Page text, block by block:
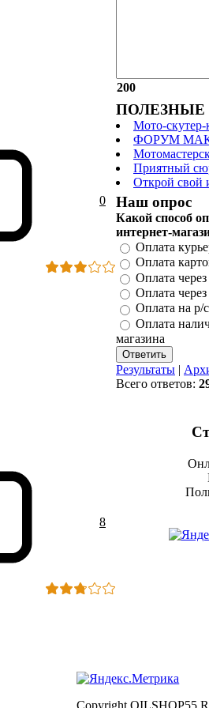
0
8
200
Мото-скутер-
ФОРУМ
Приятный
Открой свой
Наш опрос
Какой способ
интернет-
Оплата
Оплата
Оплата
Оплата
Оплата на р/
Оплата
магазина
Результаты |
Всего ответов:
Copyright